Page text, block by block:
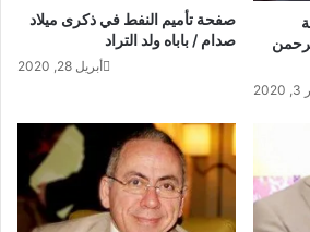
صفحة تأميم النفط في ذكرى ميلاد
صدام / باباه ولد التراد
أبريل 28, 2020